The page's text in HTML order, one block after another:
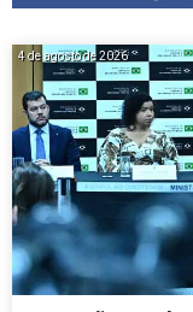
4 de agosto de 2026